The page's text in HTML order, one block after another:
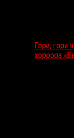
Гори, гори
хоррора